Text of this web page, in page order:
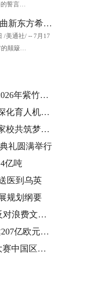
的誓言…
俞敏洪回访舟曲新东方希望小学 十年持续帮扶为山区孩子点燃希望
/美通社/ -- 7月17
的颠簸…
校园行在京启动
凝聚家校合力
，师生连心访
礼圆满举行
亿吨
医到乌英
规划纲要
文明新风尚
业绩增长与可持续转型
饮以品质护航赛事